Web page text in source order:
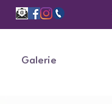
Galerie